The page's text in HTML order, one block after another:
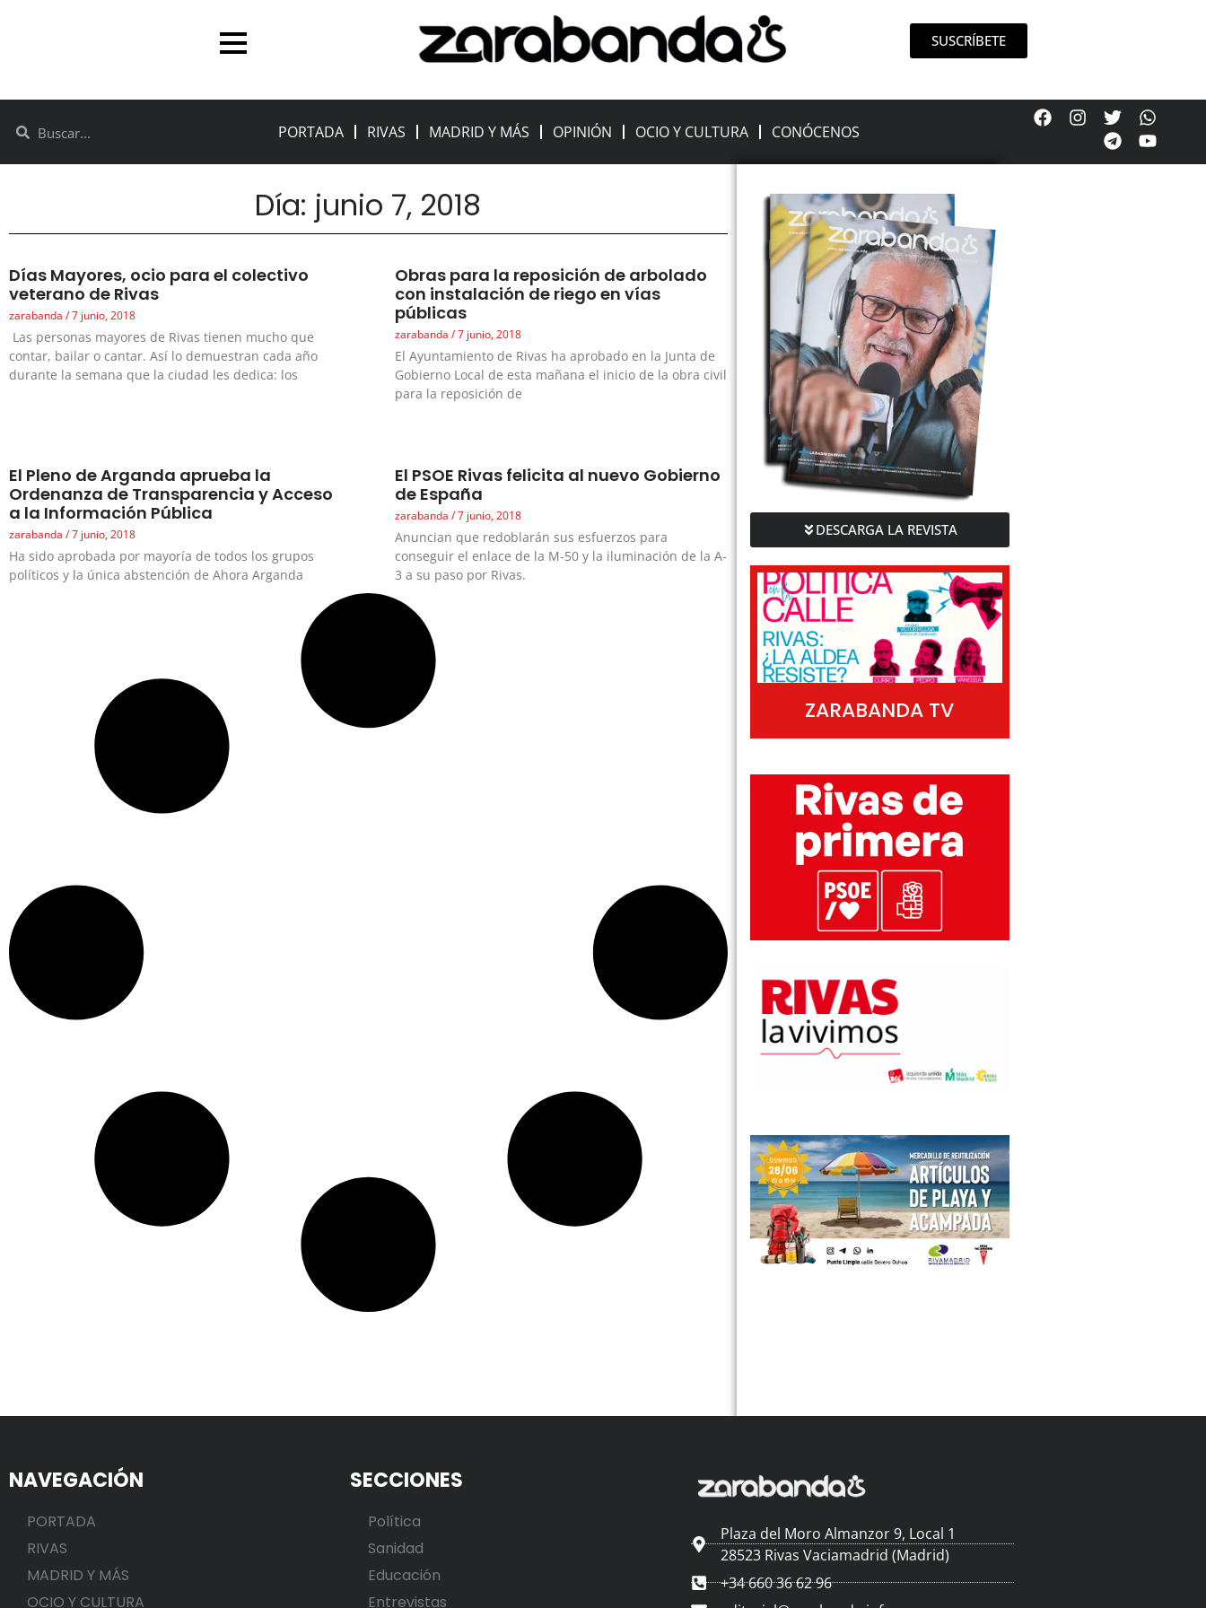
SUSCRÍBETE
PORTADA RIVAS MADRID Y MÁS OPINIÓN OCIO Y CULTURA CONÓCENOS
Día: junio 7, 2018
Días Mayores, ocio para el colectivo
veterano de Rivas
zarabanda 7 junio, 2018
Las personas mayores de Rivas tienen mucho que
contar, bailar o cantar. Así lo demuestran cada año
durante la semana que la ciudad les dedica: los
Obras para la reposición de arbolado
con instalación de riego en vías
públicas
zarabanda 7 junio, 2018
El Ayuntamiento de Rivas ha aprobado en la Junta de
Gobierno Local de esta mañana el inicio de la obra civil
para la reposición de
El Pleno de Arganda aprueba la
Ordenanza de Transparencia y Acceso
a la Información Pública
zarabanda 7 junio, 2018
Ha sido aprobada por mayoría de todos los grupos
políticos y la única abstención de Ahora Arganda
El PSOE Rivas felicita al nuevo Gobierno
de España
zarabanda 7 junio, 2018
Anuncian que redoblarán sus esfuerzos para
conseguir el enlace de la M-50 y la iluminación de la A-
3 a su paso por Rivas.
DESCARGA LA REVISTA
ZARABANDA TV
NAVEGACIÓN
PORTADA
RIVAS
MADRID Y MÁS
OCIO Y CULTURA
SECCIONES
Política
Sanidad
Educación
Entrevistas
Plaza del Moro Almanzor 9, Local 1
28523 Rivas Vaciamadrid (Madrid)
+34 660 36 62 96